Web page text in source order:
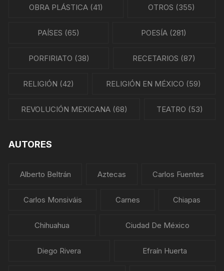
OBRA PLÁSTICA (41) OTROS (355)
PAÍSES (65) POESÍA (281)
PORFIRIATO (38) RECETARIOS (87)
RELIGIÓN (42) RELIGIÓN EN MÉXICO (59)
REVOLUCIÓN MEXICANA (68) TEATRO (53)
AUTORES
Alberto Beltrán Aztecas Carlos Fuentes
Carlos Monsiváis Carnes Chiapas
Chihuahua Ciudad De México
Diego Rivera Efraín Huerta